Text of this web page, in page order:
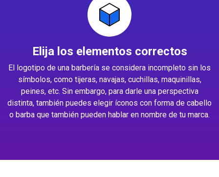
Elija los elementos correctos
El logotipo de una barbería se considera incompleto sin los
símbolos, como tijeras, navajas, cuchillas, maquinillas,
peines, etc. Sin embargo, para darle una perspectiva
distinta, también puedes elegir íconos con forma de cabello
o barba que también pueden hablar en nombre de tu marca.